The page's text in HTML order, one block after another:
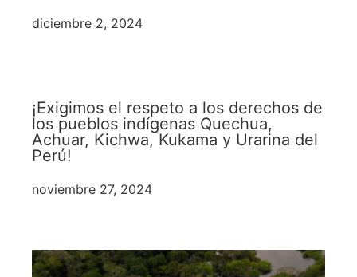
diciembre 2, 2024
¡Exigimos el respeto a los derechos de
los pueblos indígenas Quechua,
Achuar, Kichwa, Kukama y Urarina del
Perú!
noviembre 27, 2024